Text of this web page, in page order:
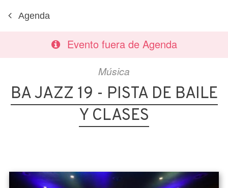
Agenda
Evento fuera de Agenda
Música
BA JAZZ 19 - PISTA DE BAILE
Y CLASES